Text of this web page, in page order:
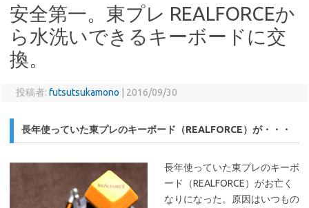
安全第一。東プレ REALFORCEか
ら水洗いできるキーボードに交
換。
投稿者: futsutsukamono 2016/09/30
長年使っていた東プレのキーボード（REALFORCE）が・・・
長年使っていた東プレのキーボ
ード（REALFORCE）がお亡く
なりになった。原因はいつもの